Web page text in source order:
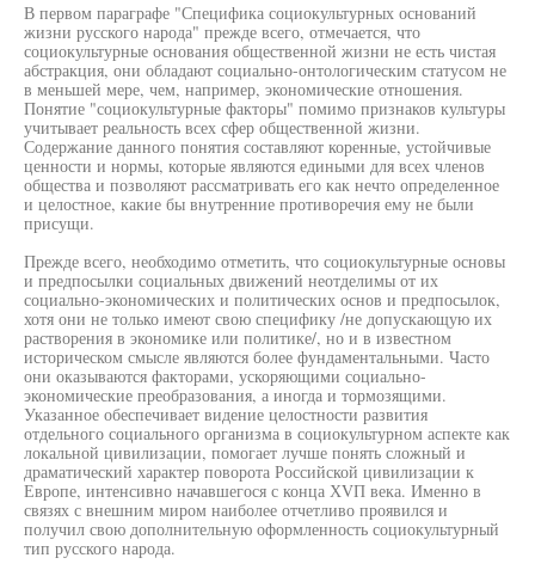
В первом параграфе "Специфика социокультурных оснований
жизни русского народа" прежде всего, отмечается, что
социокультурные основания общественной жизни не есть чистая
абстракция, они обладают социально-онтологическим статусом не
в меньшей мере, чем, например, экономические отношения.
Понятие "социокультурные факторы" помимо признаков культуры
учитывает реальность всех сфер общественной жизни.
Содержание данного понятия составляют коренные, устойчивые
ценности и нормы, которые являются едиными для всех членов
общества и позволяют рассматривать его как нечто определенное
и целостное, какие бы внутренние противоречия ему не были
присущи.
Прежде всего, необходимо отметить, что социокультурные основы
и предпосылки социальных движений неотделимы от их
социально-экономических и политических основ и предпосылок,
хотя они не только имеют свою специфику /не допускающую их
растворения в экономике или политике/, но и в известном
историческом смысле являются более фундаментальными. Часто
они оказываются факторами, ускоряющими социально-
экономические преобразования, а иногда и тормозящими.
Указанное обеспечивает видение целостности развития
отдельного социального организма в социокультурном аспекте как
локальной цивилизации, помогает лучше понять сложный и
драматический характер поворота Российской цивилизации к
Европе, интенсивно начавшегося с конца ХVП века. Именно в
связях с внешним миром наиболее отчетливо проявился и
получил свою дополнительную оформленность социокультурный
тип русского народа.